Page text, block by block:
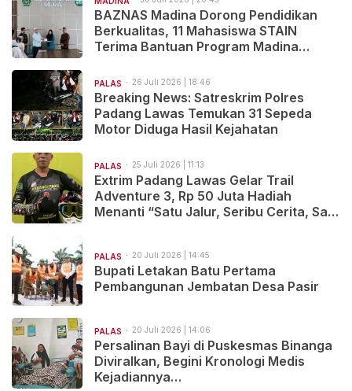
BAZNAS Madina Dorong Pendidikan
Berkualitas, 11 Mahasiswa STAIN
Terima Bantuan Program Madina
PALAS 26 Juli 2026 | 18:46
Breaking News: Satreskrim Polres
Padang Lawas Temukan 31 Sepeda
Motor Diduga Hasil Kejahatan
PALAS 25 Juli 2026 | 11:13
Extrim Padang Lawas Gelar Trail
Adventure 3, Rp 50 Juta Hadiah
Menanti “Satu Jalur, Seribu Cerita, Satu
PALAS 20 Juli 2026 | 14:45
Bupati Letakan Batu Pertama
Pembangunan Jembatan Desa Pasir
PALAS 20 Juli 2026 | 14:06
Persalinan Bayi di Puskesmas Binanga
Diviralkan, Begini Kronologi Medis
Kejadiannya…